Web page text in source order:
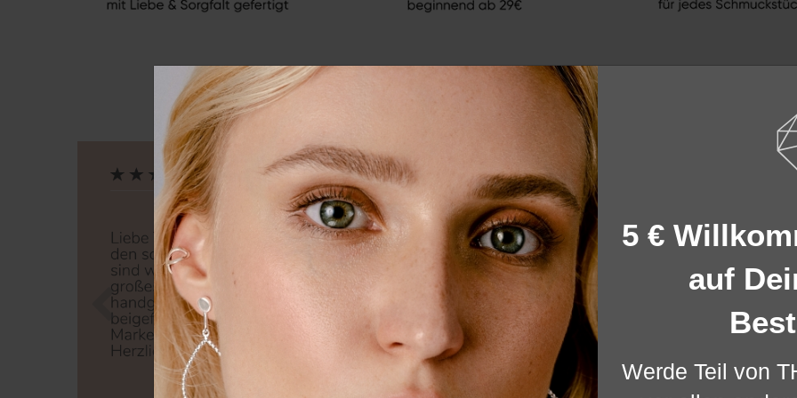
BEWERTUNGEN
Zurück
Wir nutzen Cookies auf unserer Website. Einige von diesen sind essenziell, während andere uns
Erfahrung zu verbessern. Weitere Informationen zu den von uns verwendeten Cookies und Deinen
und unserem
5 €
auf
Werde Teil von